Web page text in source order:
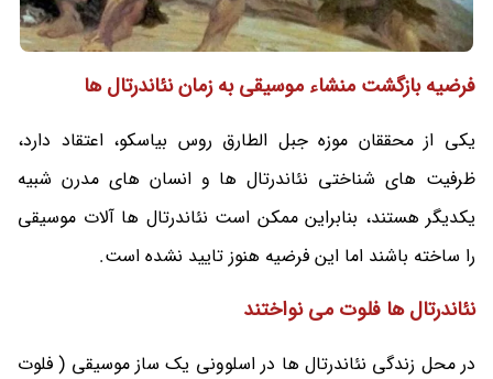
فرضیه بازگشت منشاء موسیقی به زمان نئاندرتال ها
یکی از محققان موزه جبل الطارق روس بیاسکو، اعتقاد دارد،
ظرفیت های شناختی نئاندرتال ها و انسان های مدرن شبیه
یکدیگر هستند، بنابراین ممکن است نئاندرتال ها آلات موسیقی
را ساخته باشند اما این فرضیه هنوز تایید نشده است.
نئاندرتال ها فلوت می نواختند
در محل زندگی نئاندرتال ها در اسلوونی یک ساز موسیقی ( فلوت